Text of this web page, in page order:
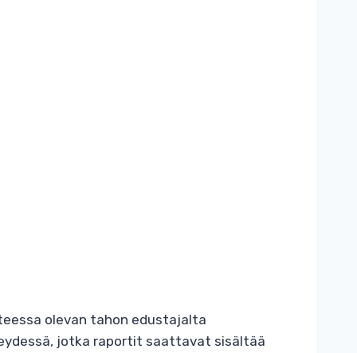
olevan tahon edustajalta
jotka raportit saattavat sisältää